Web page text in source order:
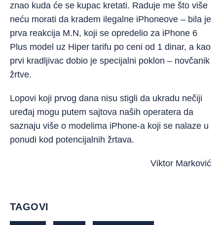
znao kuda će se kupac kretati. Raduje me što više
neću morati da kradem ilegalne iPhoneove – bila je
prva reakcija M.N, koji se opredelio za iPhone 6
Plus model uz Hiper tarifu po ceni od 1 dinar, a kao
prvi kradljivac dobio je specijalni poklon – novčanik
žrtve.
Lopovi koji prvog dana nisu stigli da ukradu nečiji
uređaj mogu putem sajtova naših operatera da
saznaju više o modelima iPhone-a koji se nalaze u
ponudi kod potencijalnih žrtava.
Viktor Marković
TAGOVI